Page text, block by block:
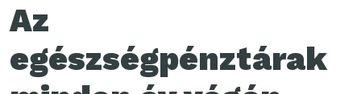
Az
egészségpénztárak